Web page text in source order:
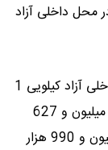
محل داخلی آزاد
ران با استخوان گوسفندی بسته‌بندی در محل داخلی آزاد کیلویی 1
میلیون و 690 هزار تومان/ بسته‌بندی شرکتی 1 میلیون و 627
هزار تومان/ بستهبندی شرکتی آزاد کیلویی 1 میلیون و 990 هزار